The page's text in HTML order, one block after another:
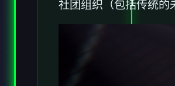
社团组织（包括传统的